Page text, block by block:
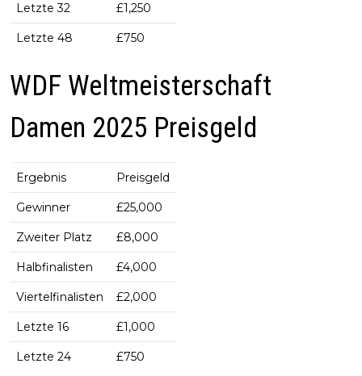
Letzte 32 £1,250
Letzte 48 £750
WDF Weltmeisterschaft
Damen 2025 Preisgeld
Ergebnis Preisgeld
Gewinner £25,000
Zweiter Platz £8,000
Halbfinalisten £4,000
Viertelfinalisten £2,000
Letzte 16 £1,000
Letzte 24 £750